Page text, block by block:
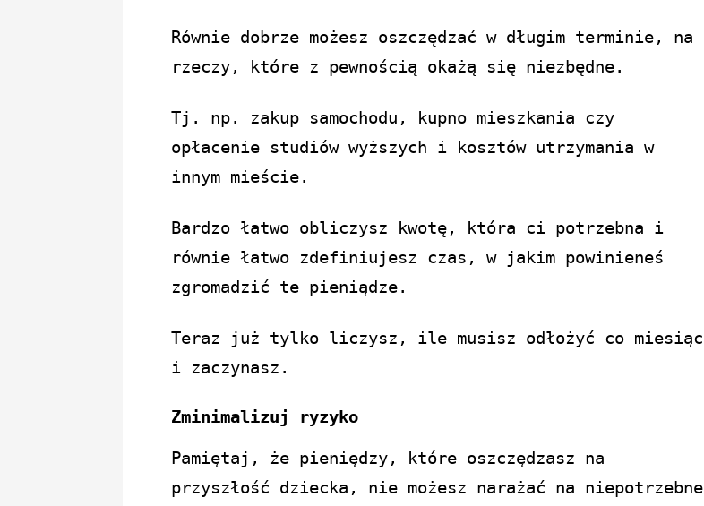
Równie dobrze możesz oszczędzać w długim terminie, na
rzeczy, które z pewnością okażą się niezbędne.
Tj. np. zakup samochodu, kupno mieszkania czy
opłacenie studiów wyższych i kosztów utrzymania w
innym mieście.
Bardzo łatwo obliczysz kwotę, która ci potrzebna i
równie łatwo zdefiniujesz czas, w jakim powinieneś
zgromadzić te pieniądze.
Teraz już tylko liczysz, ile musisz odłożyć co miesiąc
i zaczynasz.
Zminimalizuj ryzyko
Pamiętaj, że pieniędzy, które oszczędzasz na
przyszłość dziecka, nie możesz narażać na niepotrzebne